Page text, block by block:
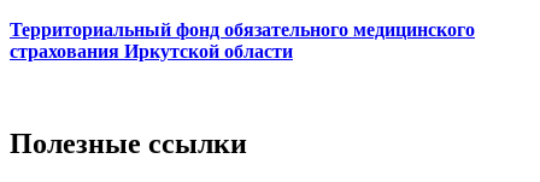
Территориальный фонд обязательного медицинского
страхования Иркутской области
Полезные ссылки